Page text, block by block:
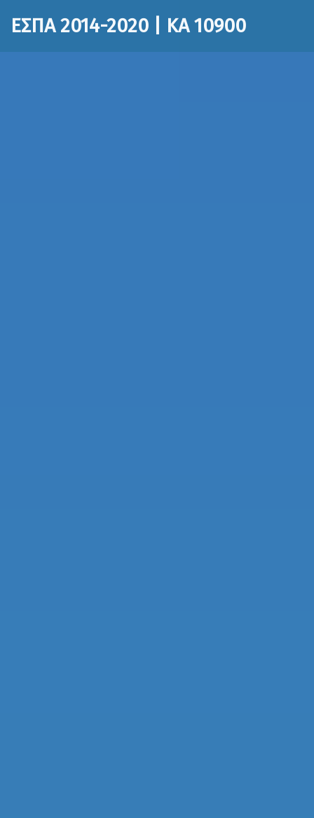
ΕΣΠΑ 2014-2020 | ΚΑ 10900